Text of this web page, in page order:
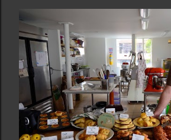
t
r
a
d
a
s